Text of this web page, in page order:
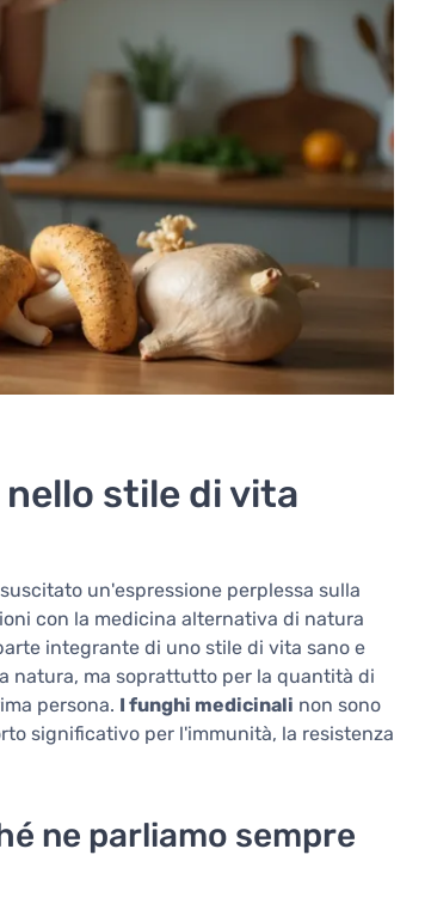
stile di vita
un'espressione perplessa sulla
con la medicina alternativa di natura
integrante di uno stile di vita sano e
natura, ma soprattutto per la quantità di
persona. I funghi medicinali non sono
significativo per l'immunità, la resistenza
ne parliamo sempre